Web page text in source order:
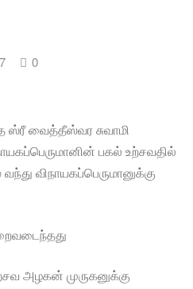
0
ஸ்ரீ வைத்தீஸ்வர சுவாமி
பகல் உற்சவதில்
விநாயகப்பெருமானுக்கு
அழகன் முருகனுக்கு